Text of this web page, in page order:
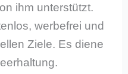
ihm unterstützt.
werbefrei und
Ziele. Es diene